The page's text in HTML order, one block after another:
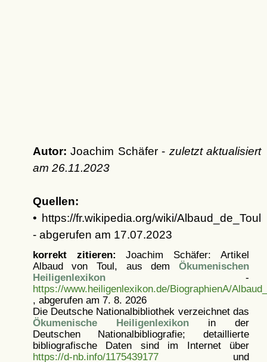
Autor: Joachim Schäfer - zuletzt aktualisiert
am 26.11.2023
Quellen:
• https://fr.wikipedia.org/wiki/Albaud_de_Toul
- abgerufen am 17.07.2023
korrekt zitieren: Joachim Schäfer: Artikel
Albaud von Toul, aus dem Ökumenischen
Heiligenlexikon-
https://www.heiligenlexikon.de/BiographienA/
, abgerufen am 7. 8. 2026
Die Deutsche Nationalbibliothek verzeichnet das
Ökumenische Heiligenlexikonin der
Deutschen Nationalbibliografie; detaillierte
bibliografische Daten sind im Internet über
https://d-nb.info/1175439177und